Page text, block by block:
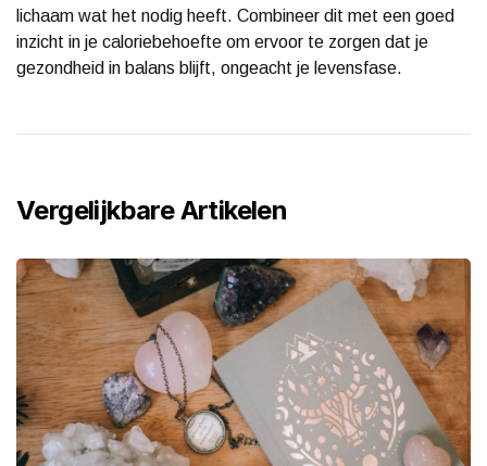
lichaam wat het nodig heeft. Combineer dit met een goed
inzicht in je caloriebehoefte om ervoor te zorgen dat je
gezondheid in balans blijft, ongeacht je levensfase.
Vergelijkbare Artikelen